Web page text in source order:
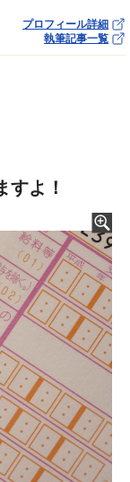
プロフィール詳細
執筆記事一覧
すよ！